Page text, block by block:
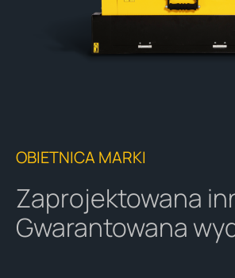
OBIETNICA MARKI
Zaprojektowana
Gwarantowana